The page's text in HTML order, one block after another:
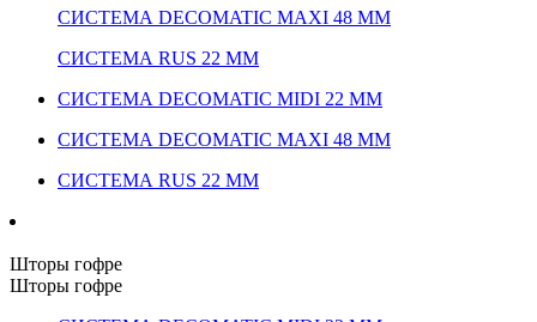
СИСТЕМА DECOMATIC MAXI 48 ММ
СИСТЕМА RUS 22 ММ
СИСТЕМА DECOMATIC MIDI 22 ММ
СИСТЕМА DECOMATIC MAXI 48 ММ
СИСТЕМА RUS 22 ММ
Шторы гофре
Шторы гофре